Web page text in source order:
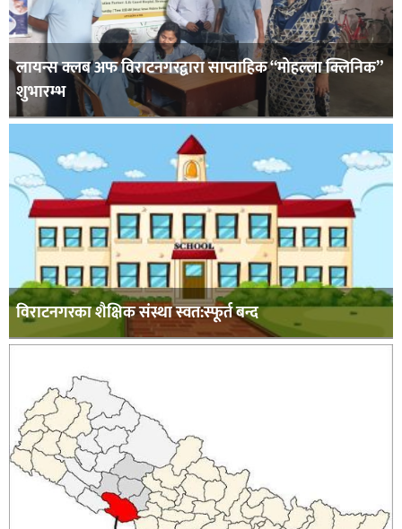
लायन्स क्लब अफ विराटनगरद्वारा साप्ताहिक “मोहल्ला क्लिनिक”
शुभारम्भ
विराटनगरका शैक्षिक संस्था स्वत:स्फूर्त बन्द